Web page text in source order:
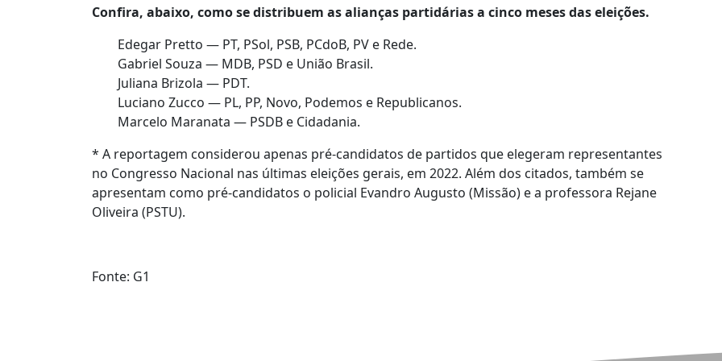
Confira, abaixo, como se distribuem as alianças partidárias a cinco meses das eleições.
Edegar Pretto — PT, PSol, PSB, PCdoB, PV e Rede.
Gabriel Souza — MDB, PSD e União Brasil.
Juliana Brizola — PDT.
Luciano Zucco — PL, PP, Novo, Podemos e Republicanos.
Marcelo Maranata — PSDB e Cidadania.
* A reportagem considerou apenas pré-candidatos de partidos que elegeram representantes
no Congresso Nacional nas últimas eleições gerais, em 2022. Além dos citados, também se
apresentam como pré-candidatos o policial Evandro Augusto (Missão) e a professora Rejane
Oliveira (PSTU).
Fonte: G1